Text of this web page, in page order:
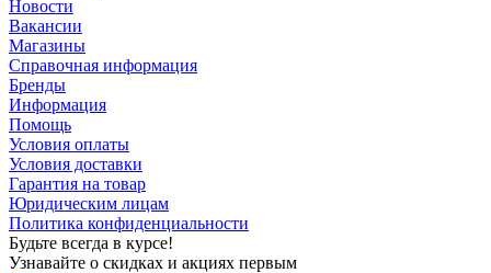
Новости
Вакансии
Магазины
Справочная информация
Бренды
Информация
Помощь
Условия оплаты
Условия доставки
Гарантия на товар
Юридическим лицам
Политика конфиденциальности
Будьте всегда в курсе!
Узнавайте о скидках и акциях первым